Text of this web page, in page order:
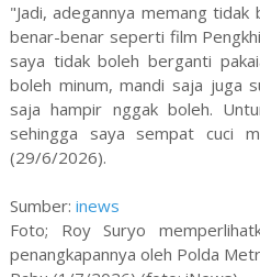
"Jadi, adegannya memang tidak
benar-benar seperti film
saya tidak boleh berganti
boleh minum, mandi saja juga
saja hampir nggak boleh.
sehingga saya sempat cuci
(29/6/2026).
Sumber: inews
Foto; Roy Suryo
penangkapannya oleh Polda